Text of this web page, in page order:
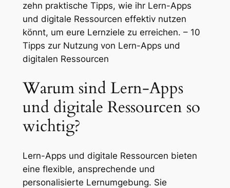
zehn praktische Tipps, wie ihr Lern-Apps
und digitale Ressourcen effektiv nutzen
könnt, um eure Lernziele zu erreichen. – 10
Tipps zur Nutzung von Lern-Apps und
digitalen Ressourcen
Warum sind Lern-Apps
und digitale Ressourcen so
wichtig?
Lern-Apps und digitale Ressourcen bieten
eine flexible, ansprechende und
personalisierte Lernumgebung. Sie